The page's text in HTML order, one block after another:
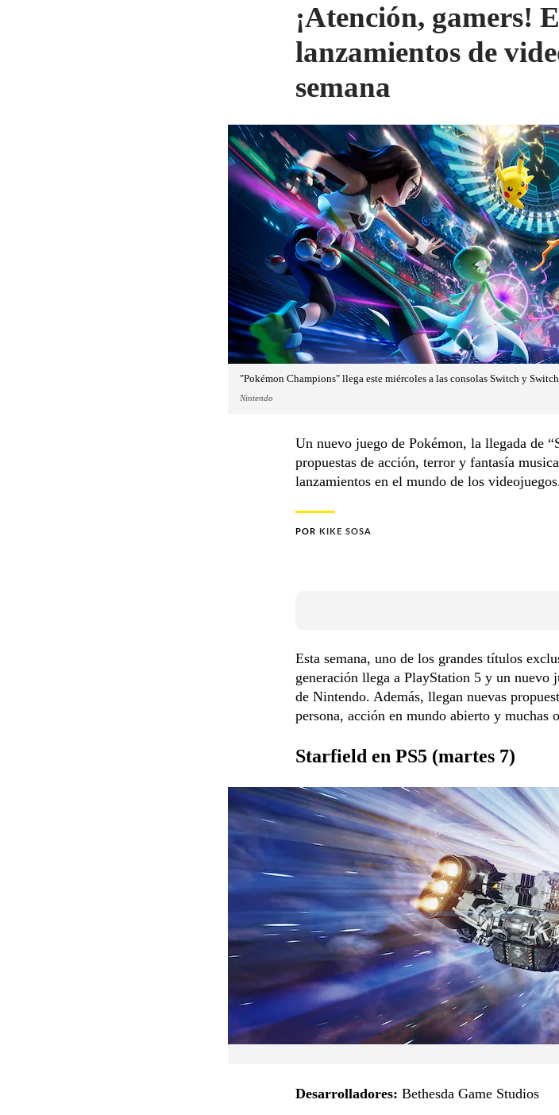
¡Atención, gamers!
lanzamientos de
semana
"Pokémon Champions" llega este miércoles a las consolas Switch y
Nintendo
Un nuevo juego de Pokémon, la llegada de
propuestas de acción, terror y fantasía
lanzamientos en el mundo de los
POR KIKE SOSA
Esta semana, uno de los grandes títulos
generación llega a PlayStation 5 y un nuevo
de Nintendo. Además, llegan nuevas
persona, acción en mundo abierto y muchas
Starfield en PS5 (martes 7)
Desarrolladores: Bethesda Game Studios